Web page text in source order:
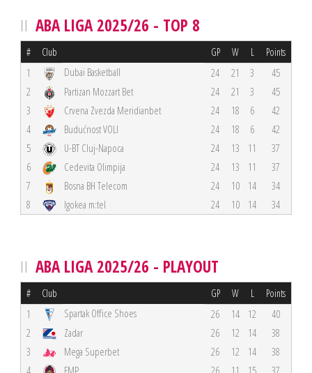
ABA LIGA 2025/26 - TOP 8
# Club GP W L Points
1 Dubai Basketball 24 21 3
45
2
Partizan Mozzart Bet 24 21 3
45
3
Crvena Zvezda Meridianbet 24 18 6
42
4
Budućnost VOLI 24 18 6
42
5
U-BT Cluj-Napoca 24 13 11
37
6
Cedevita Olimpija 24 13 11
37
7
Bosna BH Telecom 24 10 14
34
8
Igokea m:tel 24 10 14 34
ABA LIGA 2025/26 - PLAYOUT
# Club GP W L Points
1 Spartak Office Shoes 26 14 12
40
2
Zadar 26 12 14
38
3
Mega Superbet 26 12 14
38